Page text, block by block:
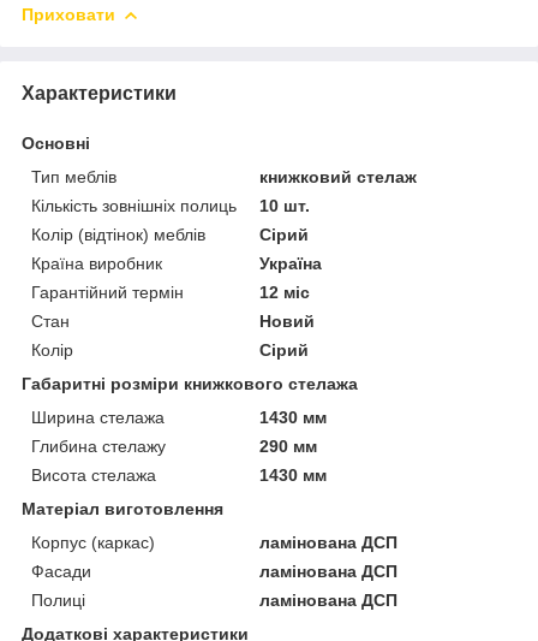
Приховати
Характеристики
Основні
Тип меблів
книжковий стелаж
Кількість зовнішніх полиць
10 шт.
Колір (відтінок) меблів
Сірий
Країна виробник
Україна
Гарантійний термін
12 міс
Стан
Новий
Колір
Сірий
Габаритні розміри книжкового стелажа
Ширина стелажа
1430 мм
Глибина стелажу
290 мм
Висота стелажа
1430 мм
Матеріал виготовлення
Корпус (каркас)
ламінована ДСП
Фасади
ламінована ДСП
Полиці
ламінована ДСП
Додаткові характеристики